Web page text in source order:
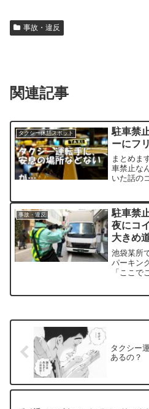
事故・違反
関連記事
タクシー休憩スポット
駐車禁
ーにフ
まとめま
車禁止な
いた話の
す。
も）警
場所の告
グじゃな
事故・違反
駐車禁
夜にコ
大きめ
池袋某所
パーキン
「ここで
思ってメ
の張り
タクシー
あるの？